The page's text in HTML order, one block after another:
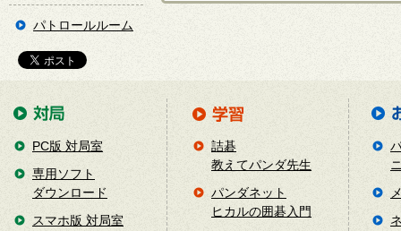
パトロールルーム
PC版 対局室
専用ソフト
ダウンロード
スマホ版 対局室
詰碁
教えてパンダ先生
パンダネット
ヒカルの囲碁入門